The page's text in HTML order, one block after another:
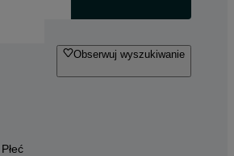
Obserwuj wyszukiwanie
Płeć